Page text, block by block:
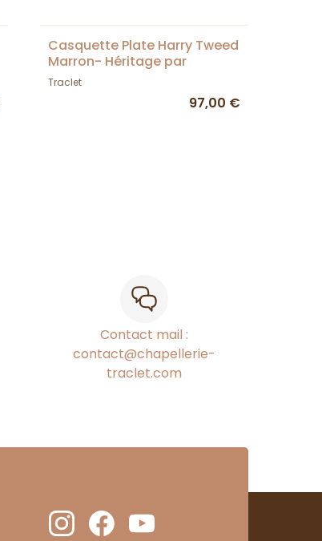
Casquette Plate Harry Tweed
Marron- Héritage par
Laulhère
Traclet
97,00 €
Contact mail :
contact@chapellerie-
traclet.com